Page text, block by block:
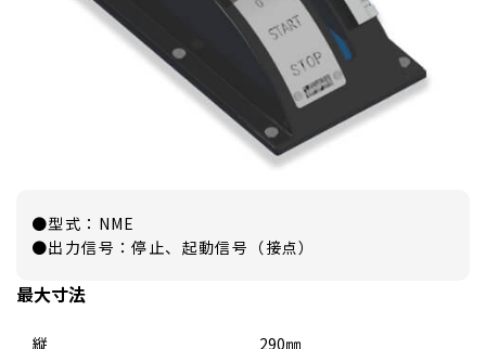
●型式：NME
●出力信号：停止、起動信号（接点）
最大寸法
縦 290㎜